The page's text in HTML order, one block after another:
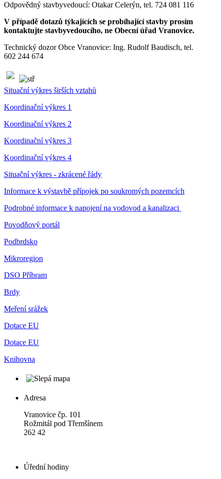
Odpovědný stavbyvedoucí: Otakar Celerýn, tel. 724 081 116
V případě dotazů týkajících se probíhající stavby prosím
kontaktujte stavbyvedoucího, ne Obecní úřad Vranovice.
Technický dozor Obce Vranovice: Ing. Rudolf Baudisch, tel.
602 244 674
Situační výkres širších vztahů
Koordinační výkres 1
Koordinační výkres 2
Koordinační výkres 3
Koordinační výkres 4
Situační výkres - zkrácené řády
Informace k výstavbě přípojek po soukromých pozemcích
Podrobné informace k napojení na vodovod a kanalizaci
Povodňový portál
Podbrdsko
Mikroregion
DSO Příbram
Brdy
Meření srážek
Dotace EU
Dotace EU
Knihovna
Adresa
Vranovice čp. 101
Rožmitál pod Třemšínem
262 42
Úřední hodiny